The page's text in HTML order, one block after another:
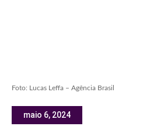
Foto: Lucas Leffa – Agência Brasil
maio 6, 2024